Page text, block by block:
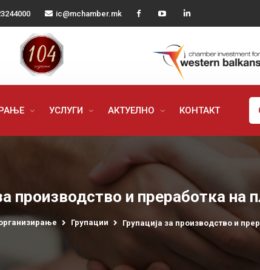
ic@mchamber.mk
УСЛУГИ АКТУЕЛНО КОНТАКТ
производство и преработка на
Групации Групација за производство и